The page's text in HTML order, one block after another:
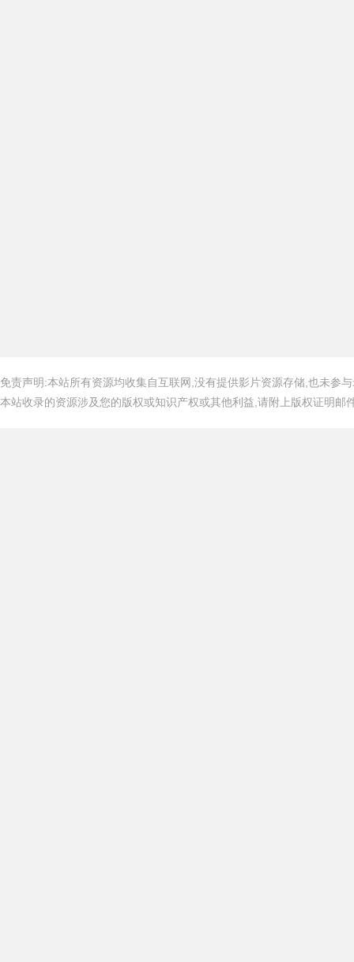
免责声明:本站所有资源均收集自互联网,没有提供影片资源存储,也未参
本站收录的资源涉及您的版权或知识产权或其他利益,请附上版权证明